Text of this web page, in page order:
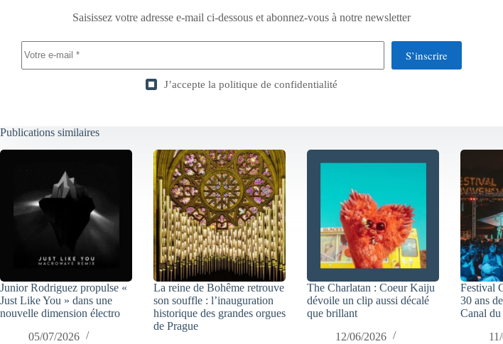
Saisissez votre adresse e-mail ci-dessous et abonnez-vous à notre newsletter
S’inscrire
J’accepte la politique de confidentialité
Publications similaires
Junior Rodriguez propulse «
Just Like You » dans une
nouvelle dimension électro
05/07/2026
La reine de Bohême retrouve
son souffle : l’inauguration
historique des grandes orgues
de Prague
The Charlatan : Coeur Kaiju
dévoile un clip aussi décalé
que brillant
12/06/2026
Festival
30 ans
Canal